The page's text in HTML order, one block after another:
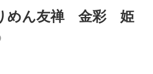
めん友禅 金彩 姫